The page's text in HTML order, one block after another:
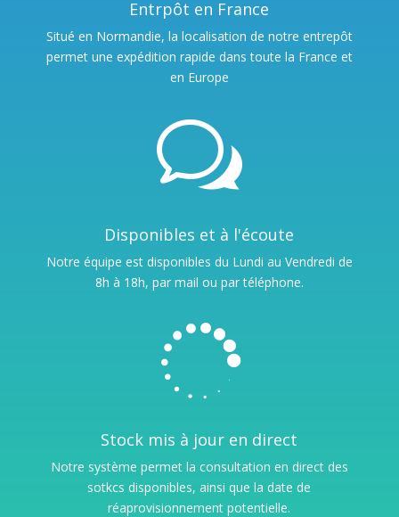
Entrpôt en France
Situé en Normandie, la localisation de notre entrepôt
permet une expédition rapide dans toute la France et
en Europe
w
Disponibles et à l'écoute
Notre équipe est disponibles du Lundi au Vendredi de
8h à 18h, par mail ou par téléphone.

Stock mis à jour en direct
Notre système permet la consultation en direct des
sotkcs disponibles, ainsi que la date de
réaprovisionnement potentielle.